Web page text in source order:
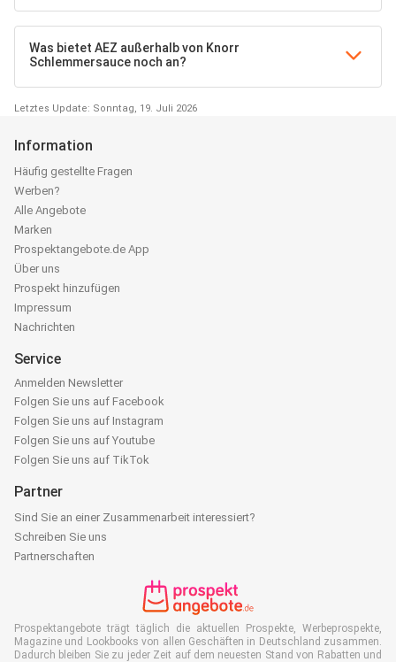
Was bietet AEZ außerhalb von Knorr
Schlemmersauce noch an?
Letztes Update: Sonntag, 19. Juli 2026
Information
Häufig gestellte Fragen
Werben?
Alle Angebote
Marken
Prospektangebote.de App
Über uns
Prospekt hinzufügen
Impressum
Nachrichten
Service
Anmelden Newsletter
Folgen Sie uns auf Facebook
Folgen Sie uns auf Instagram
Folgen Sie uns auf Youtube
Folgen Sie uns auf TikTok
Partner
Sind Sie an einer Zusammenarbeit interessiert?
Schreiben Sie uns
Partnerschaften
Prospektangebote trägt täglich die aktuellen Prospekte, Werbeprospekte,
Magazine und Lookbooks von allen Geschäften in Deutschland zusammen.
Dadurch bleiben Sie zu jeder Zeit auf dem neuesten Stand von Rabatten und